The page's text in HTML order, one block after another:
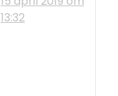
13:32